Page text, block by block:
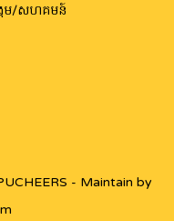
ម/សហគមន៍
- Maintain by